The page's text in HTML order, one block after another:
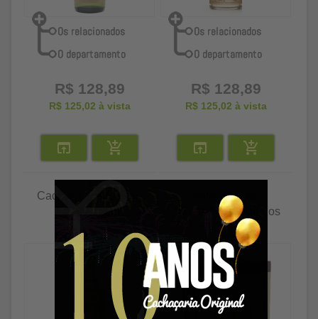
R$ 128,89
R$ 125,02 à vista
R$ 128,89
R$ 125,02 à vista
Cachaça Santo Grau
Paraty 750ml
Santo Grau kit 3
garrafas e 3 copinhos